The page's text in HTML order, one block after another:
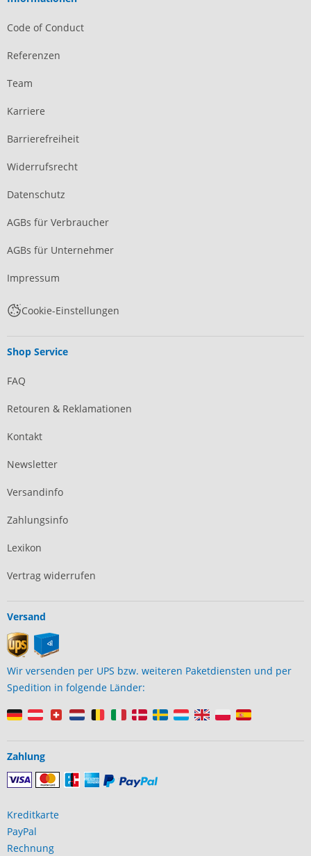
Code of Conduct
Referenzen
Team
Karriere
Barrierefreiheit
Widerrufsrecht
Datenschutz
AGBs für Verbraucher
AGBs für Unternehmer
Impressum
Cookie-Einstellungen
Shop Service
FAQ
Retouren & Reklamationen
Kontakt
Newsletter
Versandinfo
Zahlungsinfo
Lexikon
Vertrag widerrufen
Versand
Wir versenden per UPS bzw. weiteren Paketdiensten und per
Spedition in folgende Länder:
Zahlung
Kreditkarte
PayPal
Rechnung